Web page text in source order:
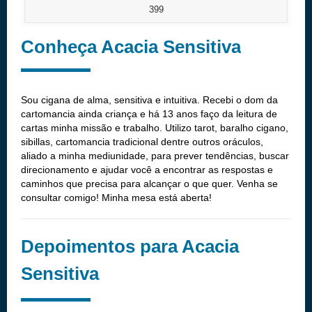
399
Conheça Acacia Sensitiva
Sou cigana de alma, sensitiva e intuitiva. Recebi o dom da
cartomancia ainda criança e há 13 anos faço da leitura de
cartas minha missão e trabalho. Utilizo tarot, baralho cigano,
sibillas, cartomancia tradicional dentre outros oráculos,
aliado a minha mediunidade, para prever tendências, buscar
direcionamento e ajudar você a encontrar as respostas e
caminhos que precisa para alcançar o que quer. Venha se
consultar comigo! Minha mesa está aberta!
Depoimentos para Acacia
Sensitiva